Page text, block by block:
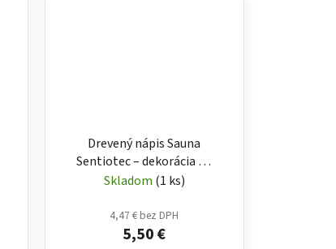
Drevený nápis Sauna
Sentiotec – dekorácia do
sauny
Skladom (1 ks)
4,47 € bez DPH
5,50 €